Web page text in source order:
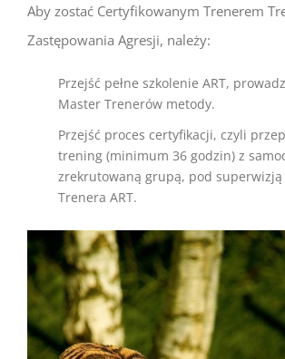
Aby zostać Certyfikowanym Trenerem
Zastępowania Agresji, należy:
Przejść pełne szkolenie ART,
Master Trenerów metody.
Przejść proces certyfikacji, czyli
trening (minimum 36 godzin) z
zrekrutowaną grupą, pod
Trenera ART.